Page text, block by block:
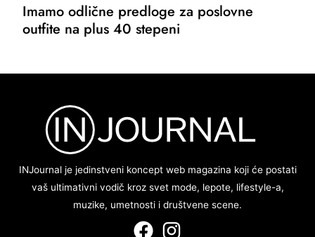
Imamo odlične predloge za poslovne
outfite na plus 40 stepeni
INJournal je jedinstveni koncept web magazina koji će postati
vaš ultimativni vodič kroz svet mode, lepote, lifestyle-a,
muzike, umetnosti i društvene scene.